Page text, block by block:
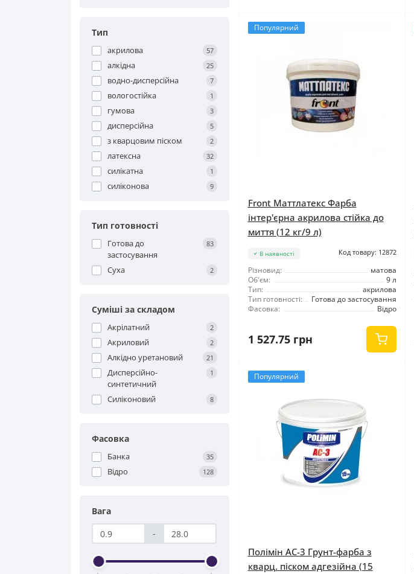
Тип
акрилова 57
алкідна 25
водно-дисперсійна 7
вологостійка 1
гумова 3
дисперсійна 5
з кварцовим піском 2
латексна 32
силікатна 1
силіконова 9
Тип готовності
Готова до
застосування
83
Суха 2
Суміші за складом
Акрілатний 2
Акриловий 2
Алкідно уретановий 21
Дисперсійно-
синтетичний
1
Силіконовий 8
Фасовка
Банка 35
Відро 128
Вага
-
Популярний
Front Маттлатекс Фарба
інтер'єрна акрилова стійка до
миття (12 кг/9 л)
В наявності Код товару: 12872
Різновид:
матова
Об'єм:
9 л
Тип:
акрилова
Тип готовності:
Готова до застосування
Фасовка:
Відро
1 527.75 грн
Популярний
Полімін АС-3 Грунт-фарба з
кварц. піском адгезійна (15